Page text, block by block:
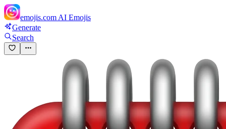
emojis.com AI Emojis
Generate
Search